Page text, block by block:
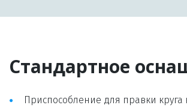
Стандартное
Приспособление для правки круга